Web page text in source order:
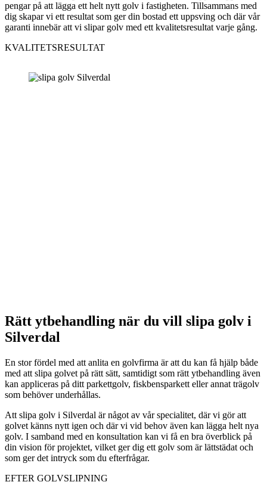
pengar på att lägga ett helt nytt golv i fastigheten. Tillsammans med
dig skapar vi ett resultat som ger din bostad ett uppsving och där vår
garanti innebär att vi slipar golv med ett kvalitetsresultat varje gång.
KVALITETSRESULTAT
Rätt ytbehandling när du vill slipa golv i
Silverdal
En stor fördel med att anlita en golvfirma är att du kan få hjälp både
med att slipa golvet på rätt sätt, samtidigt som rätt ytbehandling även
kan appliceras på ditt parkettgolv, fiskbensparkett eller annat trägolv
som behöver underhållas.
Att slipa golv i Silverdal är något av vår specialitet, där vi gör att
golvet känns nytt igen och där vi vid behov även kan lägga helt nya
golv. I samband med en konsultation kan vi få en bra överblick på
din vision för projektet, vilket ger dig ett golv som är lättstädat och
som ger det intryck som du efterfrågar.
EFTER GOLVSLIPNING